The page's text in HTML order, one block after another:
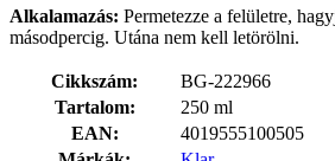
Alkalamazás: Permetezze a felületre,
másodpercig. Utána nem kell letörölni.
Cikkszám:
BG-222966
Tartalom:
250 ml
EAN:
4019555100505